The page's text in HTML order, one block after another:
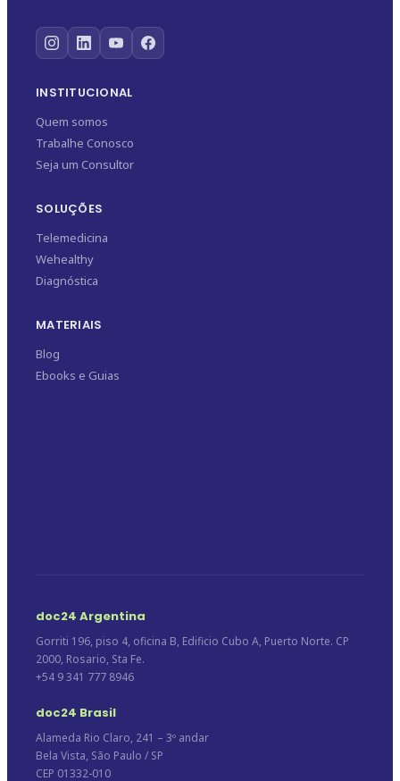
INSTITUCIONAL
Quem somos
Trabalhe Conosco
Seja um Consultor
SOLUÇÕES
Telemedicina
Wehealthy
Diagnóstica
MATERIAIS
Blog
Ebooks e Guias
doc24 Argentina
Gorriti 196, piso 4, oficina B, Edificio Cubo A, Puerto Norte. CP
2000, Rosario, Sta Fe.
+54 9 341 777 8946
doc24 Brasil
Alameda Rio Claro, 241 – 3º andar
Bela Vista, São Paulo / SP
CEP 01332-010